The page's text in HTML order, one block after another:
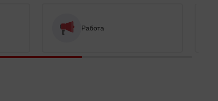
Работа